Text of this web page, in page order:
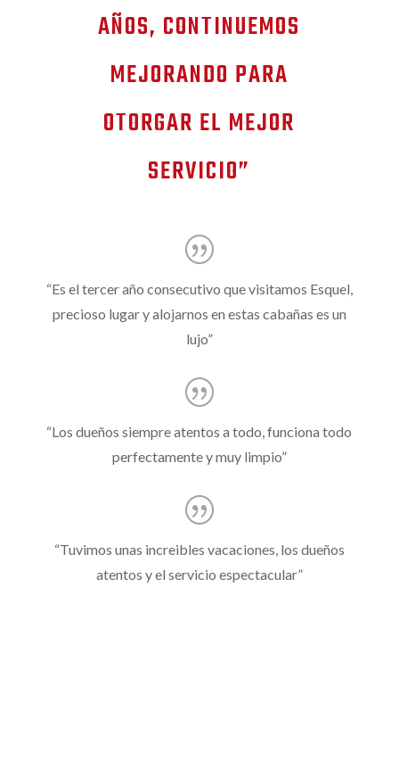
AÑOS, CONTINUEMOS
MEJORANDO PARA
OTORGAR EL MEJOR
SERVICIO”
“Es el tercer año consecutivo que visitamos Esquel,
precioso lugar y alojarnos en estas cabañas es un
lujo”
“Los dueños siempre atentos a todo, funciona todo
perfectamente y muy limpio”
“Tuvimos unas increibles vacaciones, los dueños
atentos y el servicio espectacular”